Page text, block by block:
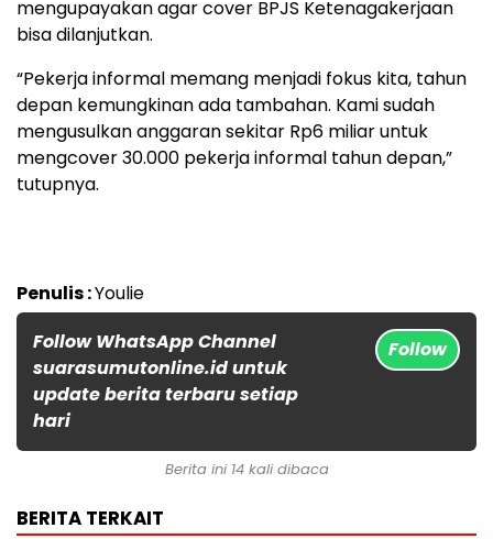
mengupayakan agar cover BPJS Ketenagakerjaan
bisa dilanjutkan.
“Pekerja informal memang menjadi fokus kita, tahun
depan kemungkinan ada tambahan. Kami sudah
mengusulkan anggaran sekitar Rp6 miliar untuk
mengcover 30.000 pekerja informal tahun depan,”
tutupnya.
Penulis :Youlie
Follow WhatsApp Channel
suarasumutonline.id untuk
update berita terbaru setiap
hari
Follow
Berita ini 14 kali dibaca
BERITA TERKAIT